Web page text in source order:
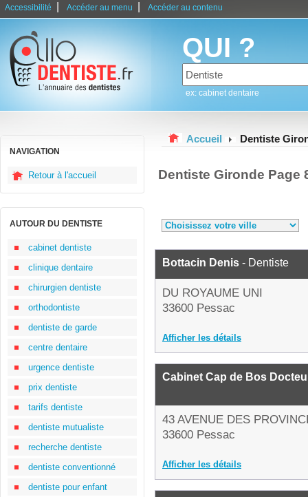
Accessibilité Accéder au menu Accéder au contenu
QUI ?
ex: cabinet dentaire
NAVIGATION
Retour à l'accueil
AUTOUR DU DENTISTE
cabinet dentiste
clinique dentaire
chirurgien dentiste
orthodontiste
dentiste de garde
centre dentaire
urgence dentiste
prix dentiste
tarifs dentiste
dentiste mutualiste
recherche dentiste
dentiste conventionné
dentiste pour enfant
Accueil Dentiste
Dentiste Gironde Page
Bottacin Denis - Dentiste
DU ROYAUME UNI
33600 Pessac
Afficher les détails
Cabinet Cap de Bos
43 AVENUE DES
33600 Pessac
Afficher les détails